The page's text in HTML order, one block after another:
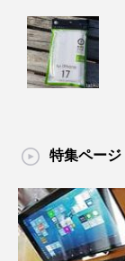
特集ページ